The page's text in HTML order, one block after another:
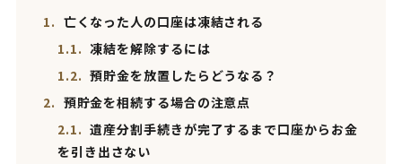
1. 亡くなった人の口座は凍結される
1.1. 凍結を解除するには
1.2. 預貯金を放置したらどうなる？
2. 預貯金を相続する場合の注意点
2.1. 遺産分割手続きが完了するまで口座からお金
を引き出さない